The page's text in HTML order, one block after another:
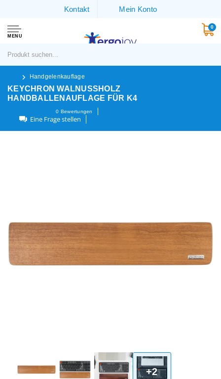
Kontakt Mein Konto
MENU
0
Handgelenkauflage
KEYCHRON WALNUSSHOLZ
HANDBALLENAUFLAGE FÜR K4
0 Bewertungen
Eine Frage stellen
+2